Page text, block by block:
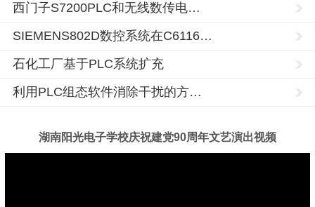
西门子S7200PLC和无线数传电…
SIEMENS802D数控系统在C6116…
石化工厂基于PLC系统扩充
利用PLC组态软件消除干扰的方…
湖南阳光电子学校庆祝建党90周年文艺演出视频